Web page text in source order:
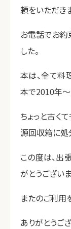
頼をいただき
お電話でお約
した。
本は、全て料
本で2010年～
ちょっと古く
源回収箱に処
この度は、出
がとうござい
またのご利用
ありがとうご